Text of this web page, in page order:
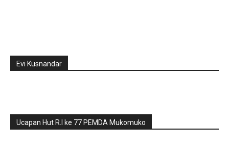
Evi Kusnandar
Ucapan Hut R.I ke 77 PEMDA Mukomuko